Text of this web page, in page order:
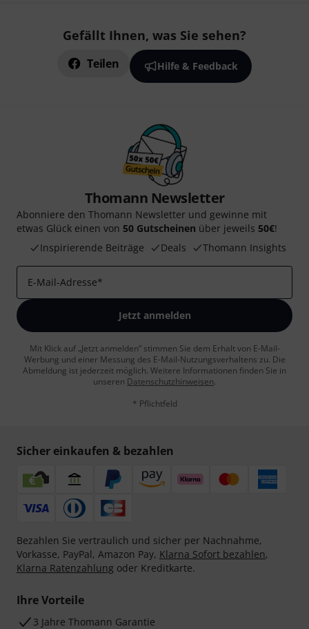
Gefällt Ihnen, was Sie sehen?
Teilen Hilfe & Feedback
Thomann Newsletter
Abonniere den Thomann Newsletter und gewinne mit
etwas Glück einen von 50 Gutscheinen über jeweils 50€!
Inspirierende Beiträge
Deals Thomann Insights
E-Mail-Adresse*
Jetzt anmelden
Mit Klick auf „Jetzt anmelden“ stimmen Sie dem Erhalt von E-Mail-
Werbung und einer Messung des E-Mail-Nutzungsverhaltens zu. Die
Abmeldung ist jederzeit möglich. Weitere Informationen finden Sie in
unseren Datenschutzhinweisen.
* Pflichtfeld
Sicher einkaufen & bezahlen
Bezahlen Sie vertraulich und sicher per Nachnahme,
Vorkasse, PayPal, Amazon Pay, Klarna Sofort bezahlen,
Klarna Ratenzahlung oder Kreditkarte.
Ihre Vorteile
3 Jahre Thomann Garantie